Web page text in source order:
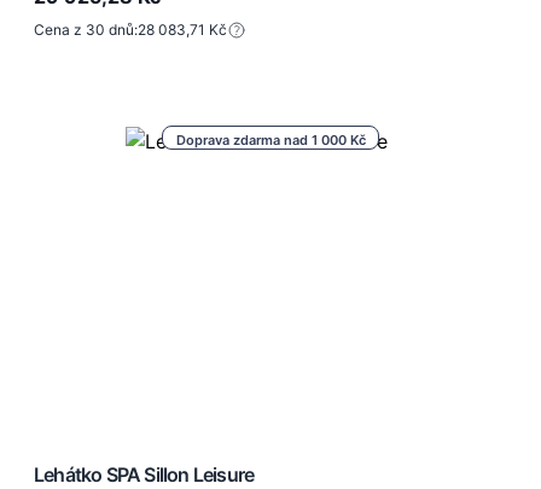
Cena z 30 dnů:28 083,71 Kč
Doprava zdarma nad 1 000 Kč
Lehátko SPA Sillon Leisure